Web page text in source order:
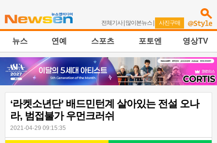
전체기사| 많이본뉴스 | 사진구매
뉴스 연예 스포츠 포토엔 영상TV
‘라켓소년단’ 배드민턴계 살아있는 전설 오나
라, 범접불가 우먼크러쉬
2021-04-29 09:15:35